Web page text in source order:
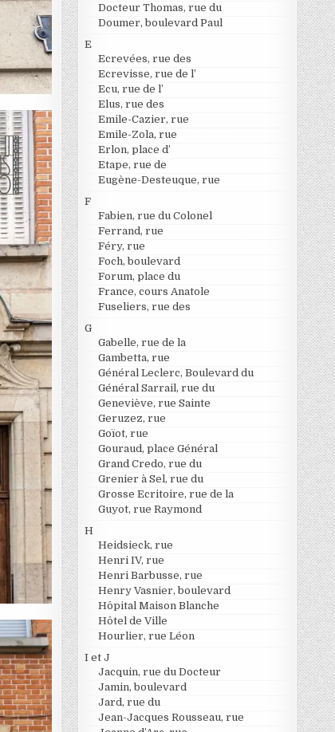
Docteur Thomas, rue du
Doumer, boulevard Paul
E
Ecrevées, rue des
Ecrevisse, rue de l’
Ecu, rue de l’
Elus, rue des
Emile-Cazier, rue
Emile-Zola, rue
Erlon, place d’
Etape, rue de
Eugène-Desteuque, rue
F
Fabien, rue du Colonel
Ferrand, rue
Féry, rue
Foch, boulevard
Forum, place du
France, cours Anatole
Fuseliers, rue des
G
Gabelle, rue de la
Gambetta, rue
Général Leclerc, Boulevard du
Général Sarrail, rue du
Geneviève, rue Sainte
Geruzez, rue
Goïot, rue
Gouraud, place Général
Grand Credo, rue du
Grenier à Sel, rue du
Grosse Ecritoire, rue de la
Guyot, rue Raymond
H
Heidsieck, rue
Henri IV, rue
Henri Barbusse, rue
Henry Vasnier, boulevard
Hôpital Maison Blanche
Hôtel de Ville
Hourlier, rue Léon
I et J
Jacquin, rue du Docteur
Jamin, boulevard
Jard, rue du
Jean-Jacques Rousseau, rue